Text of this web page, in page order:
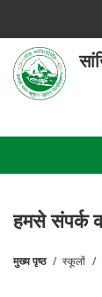
main
content
एक
हमसे संपर्क
मुख्य पृष्ठ स्कूलों